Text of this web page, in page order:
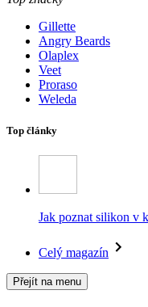
Gillette
Angry Beards
Olaplex
Veet
Proraso
Weleda
Top články
Jak poznat silikon v
Celý magazín
Přejít na menu